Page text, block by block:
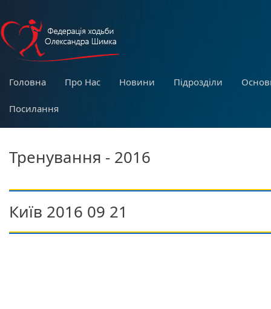
Головна Про Нас Новини Підрозділи
Посилання
Тренування - 2016
Київ 2016 09 21